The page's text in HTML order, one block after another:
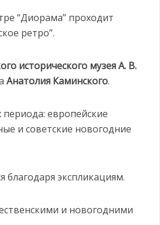
“Диорама” проходит
ретро”.
исторического музея А. В.
Анатолия Каминского.
европейские
и советские новогодние
экспликациям.
и новогодними